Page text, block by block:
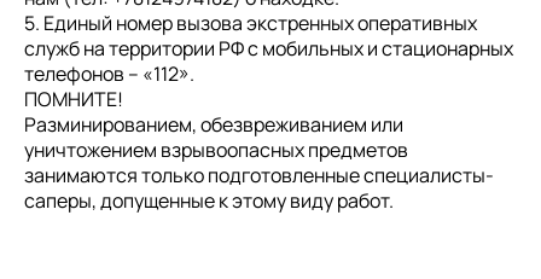
5. Единый номер вызова экстренных оперативных
служб на территории РФ с мобильных и стационарных
телефонов – «112».
ПОМНИТЕ!
Разминированием, обезвреживанием или
уничтожением взрывоопасных предметов
занимаются только подготовленные специалисты-
саперы, допущенные к этому виду работ.